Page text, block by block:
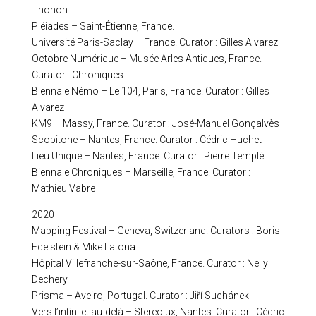
Thonon
Pléiades – Saint-Étienne, France.
Université Paris-Saclay – France. Curator : Gilles Alvarez
Octobre Numérique – Musée Arles Antiques, France.
Curator : Chroniques
Biennale Némo – Le 104, Paris, France. Curator : Gilles
Alvarez
KM9 – Massy, France. Curator : José-Manuel Gonçalvès
Scopitone – Nantes, France. Curator : Cédric Huchet
Lieu Unique – Nantes, France. Curator : Pierre Templé
Biennale Chroniques – Marseille, France. Curator :
Mathieu Vabre
2020
Mapping Festival – Geneva, Switzerland. Curators : Boris
Edelstein & Mike Latona
Hôpital Villefranche-sur-Saône, France. Curator : Nelly
Dechery
Prisma – Aveiro, Portugal. Curator : Jiří Suchánek
Vers l’infini et au-delà – Stereolux, Nantes. Curator : Cédric